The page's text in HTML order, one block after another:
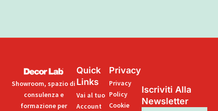
Showroom, spazio di
consulenza e
formazione per
Quick
Links
Vai al tuo
Account
Privacy
Privacy
Policy
Cookie
Iscriviti Alla
Newsletter